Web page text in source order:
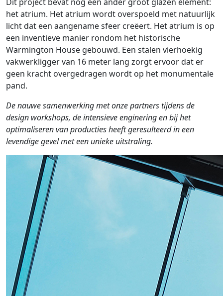
het atrium. Het atrium wordt overspoeld met natuurlijk
licht dat een aangename sfeer creëert. Het atrium is op
een inventieve manier rondom het historische
Warmington House gebouwd. Een stalen vierhoekig
vakwerkligger van 16 meter lang zorgt ervoor dat er
geen kracht overgedragen wordt op het monumentale
pand.
De nauwe samenwerking met onze partners tijdens de
design workshops, de intensieve enginering en bij het
optimaliseren van producties heeft geresulteerd in een
levendige gevel met een unieke uitstraling.